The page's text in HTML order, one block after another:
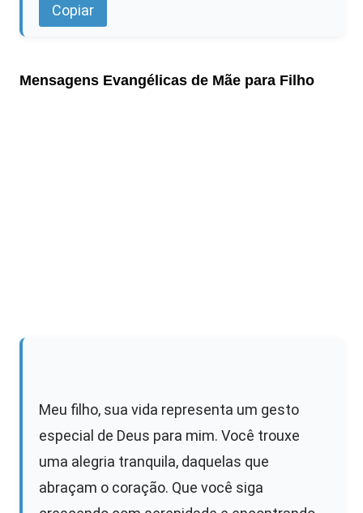
Copiar
Mensagens Evangélicas de Mãe para Filho
Meu filho, sua vida representa um gesto
especial de Deus para mim. Você trouxe
uma alegria tranquila, daquelas que
abraçam o coração. Que você siga